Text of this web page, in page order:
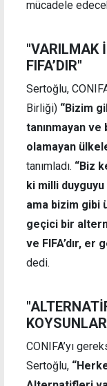
mücadele
"VARILMAK
FIFA’DIR"
Sertoğlu,
Birliği) “Bizim
tanınmayan ve
olamayan
tanımladı. “Biz
ki milli
ama bizim gibi
geçici bir
ve FIFA’dır, er
dedi.
CONIFA’yı
Sertoğlu,